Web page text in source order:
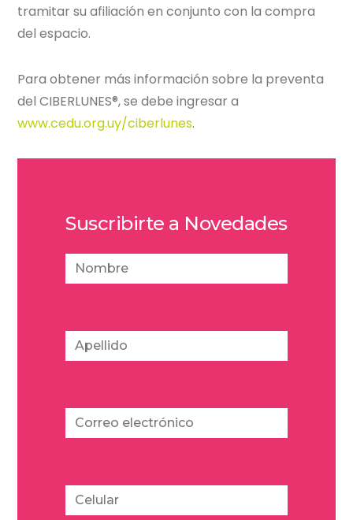
tramitar su afiliación en conjunto con la compra
del espacio.
Para obtener más información sobre la preventa
del CIBERLUNES®, se debe ingresar a
www.cedu.org.uy/ciberlunes.
Suscribirte a Novedades